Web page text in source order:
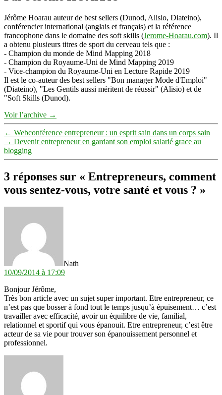
Jérôme Hoarau auteur de best sellers (Dunod, Alisio, Diateino),
conférencier international (anglais et français) et la référence
francophone dans le domaine des soft skills (Jerome-Hoarau.com). Il
a obtenu plusieurs titres de sport du cerveau tels que :
- Champion du monde de Mind Mapping 2018
- Champion du Royaume-Uni de Mind Mapping 2019
- Vice-champion du Royaume-Uni en Lecture Rapide 2019
Il est le co-auteur des best sellers "Bon manager Mode d'Emploi"
(Diateino), "Les Gentils aussi méritent de réussir" (Alisio) et de
"Soft Skills (Dunod).
Voir l’archive →
← Webconférence entrepreneur : un esprit sain dans un corps sain
→ Devenir entrepreneur en gardant son emploi salarié grace au
blogging
3 réponses sur « Entrepreneurs, comment
vous sentez-vous, votre santé et vous ? »
Nath
10/09/2014 à 17:09
Bonjour Jérôme,
Très bon article avec un sujet super important. Etre entrepreneur, ce
n’est pas que bosser à fond tout le temps jusqu’à épuisement… c’est
travailler avec efficacité, avoir un équilibre de vie, familial,
relationnel et sportif qui vous épanouit. Etre entrepreneur, c’est être
acteur de sa vie pour trouver son épanouissement personnel et
professionnel.